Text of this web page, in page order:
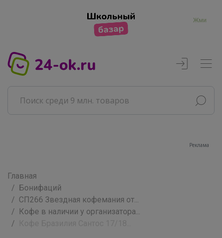
Жми
Реклама
Главная
Бонифаций
СП266 Звездная кофемания от...
Кофе в наличии у организатора...